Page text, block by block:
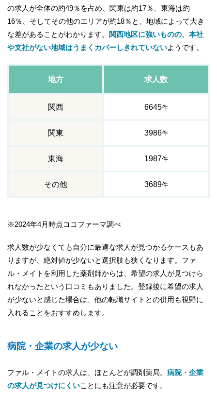
の求人が全体の約49％を占め、関東は約17％、東海は約
16％、そしてその他のエリアが約18％と、地域によって大き
な差があることがわかります。
関西地区に強いものの、本社
や支社がない地域はうまくカバーしきれていないようです。
地方 求人数
関西 6645件
関東 3986件
東海 1987件
その他 3689件
※2024年4月時点ココファーマ調べ
求人数が少なくても自分に最適な求人が見つかるケースもあ
りますが、絶対値が少ないと選択肢も狭くなります。ファ
ル・メイトを利用した薬剤師からは、希望の求人が見つけら
れなかったという口コミもありました。登録後に希望の求人
が少ないと感じた場合は、他の転職サイトとの併用も視野に
入れることをおすすめします。
病院・企業の求人が少ない
ファル・メイトの求人は、ほとんどが調剤薬局。 病院・企業
の求人が見つけにくいことにも注意が必要です。